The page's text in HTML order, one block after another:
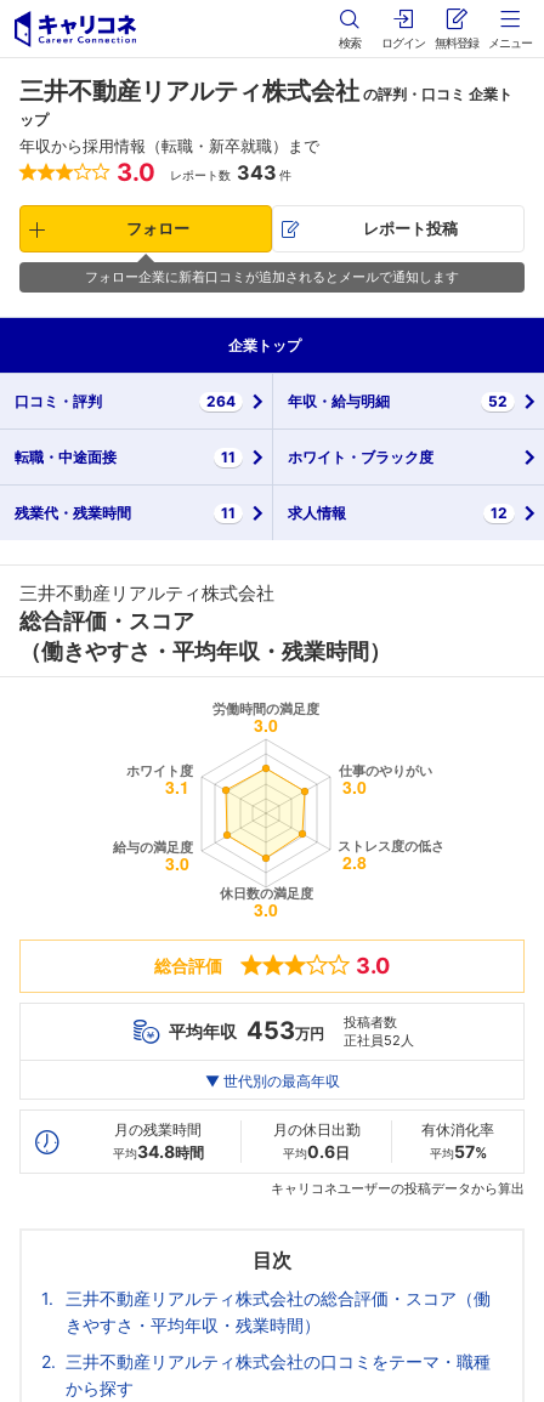
検索 ログイン 無料登録 メニュー
三井不動産リアルティ株式会社 の評判・口コミ 企業ト
ップ
年収から採用情報（転職・新卒就職）まで
3.0 レポート数 343 件
フォロー レポート投稿
フォロー企業に新着口コミが追加されるとメールで通知します
企業 トップ
口コミ・ 評判 264 年収・ 給与明細 52
転職・ 中途面接 11 ホワイト・ ブラック度
残業代・ 残業時間 11 求人情報 12
三井不動産リアルティ株式会社
総合評価・スコア
（働きやすさ・平均年収・残業時間）
総合評価 3.0
平均年収 453万円
投稿者数
正社員52人
最高年収
20代
612万
30代
980万
--万
▼ 世代別の最高年収
月の残業時間
平均34.8時間
月の休日出勤
平均0.6日
有休消化率
平均57%
キャリコネユーザーの投稿データから算出
目次
三井不動産リアルティ株式会社の総合評価・スコア（働
きやすさ・平均年収・残業時間）
三井不動産リアルティ株式会社の口コミをテーマ・職種
から探す